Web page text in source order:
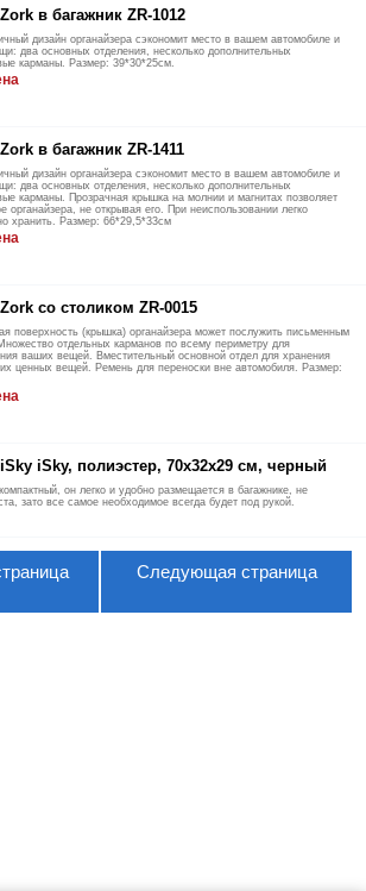
в багажник ZR-1012
дизайн органайзера сэкономит место в вашем автомобиле и
два основных отделения, несколько дополнительных
карманы. Размер: 39*30*25см.
в багажник ZR-1411
дизайн органайзера сэкономит место в вашем автомобиле и
два основных отделения, несколько дополнительных
карманы. Прозрачная крышка на молнии и магнитах позволяет
органайзера, не открывая его. При неиспользовании легко
хранить. Размер: 66*29,5*33см
со столиком ZR-0015
поверхность (крышка) органайзера может послужить письменным
отдельных карманов по всему периметру для
ваших вещей. Вместительный основной отдел для хранения
ценных вещей. Ремень для переноски вне автомобиля. Размер:
iSky, полиэстер, 70x32x29 см, черный
он легко и удобно размещается в багажнике, не
зато все самое необходимое всегда будет под рукой.
Следующая страница